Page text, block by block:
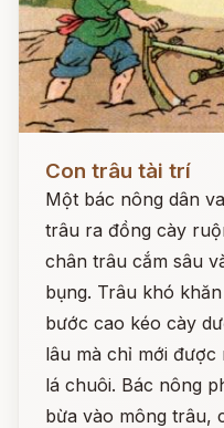
Con trâu tài trí
Một bác nông dân
trâu ra đồng cày
chân trâu cắm sâu
bụng. Trâu khó
bước cao kéo cày
lâu mà chỉ mới
lá chuôi. Bác nông
bừa vào mông trâu,